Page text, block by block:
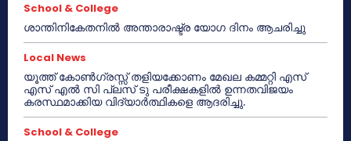
School & College
ശാന്തിനികേതനിൽ അന്താരാഷ്ട്ര യോഗ ദിനം ആചരിച്ചു
Local News
യൂത്ത് കോൺഗ്രസ്സ് തളിയക്കോണം മേഖല കമ്മറ്റി എസ്
എസ് എൽ സി പ്ലസ് ടു പരീക്ഷകളിൽ ഉന്നതവിജയം
കരസ്ഥമാക്കിയ വിദ്യാർത്ഥികളെ ആദരിച്ചു.
School & College